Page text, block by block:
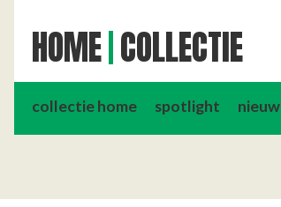
HOME COLLECTIE
collectie home spotlight nieuw